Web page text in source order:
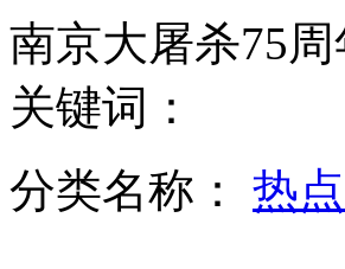
拍客：解放军特种兵雪地伪装狙杀
官员艳照被曝后与“女主角”闪婚
南京大屠杀75
关键词：
分类名称： 热